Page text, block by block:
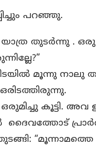
പറഞ്ഞു.
യാത്ര തുടർന്നു
മൂന്നു നാലു
കൂട്ടി. അവ
ദൈവത്തോട്
“മൂന്നാമത്തെ